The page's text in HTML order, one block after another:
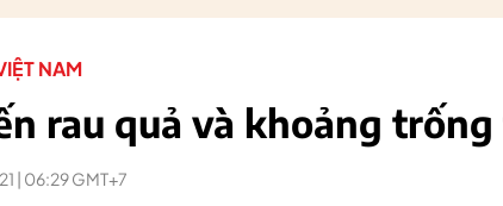
NAM
rau quả và khoảng
| 06:29 GMT+7